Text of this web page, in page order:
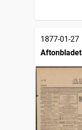
1877-01-27
Aftonbladet